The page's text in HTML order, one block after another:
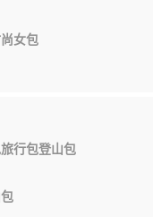
女包
行包登山包